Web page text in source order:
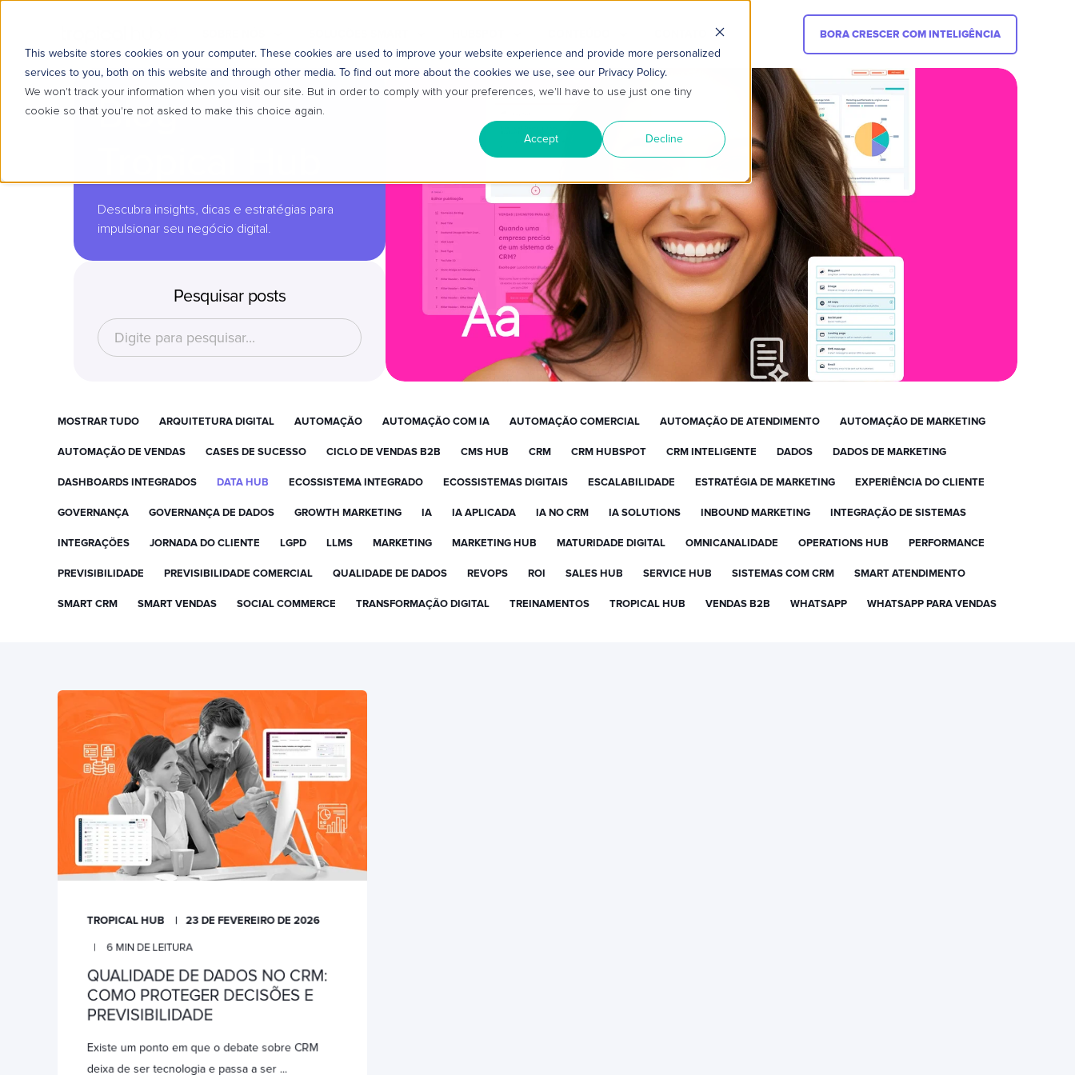
This website stores cookies on your computer. These cookies are used to improve your website experience and provide more personalized
services to you, both on this website and through other media. To find out more about the cookies we use, see our Privacy Policy.
We won't track your information when you visit our site. But in order to comply with your preferences, we'll have to use just one tiny
cookie so that you're not asked to make this choice again.
Accept Decline
BORA CRESCER COM INTELIGÊNCIA
Blog
Descubra insights, dicas e estratégias para
impulsionar seu negócio digital.
Pesquisar posts
MOSTRAR TUDO ARQUITETURA DIGITAL AUTOMAÇÃO AUTOMAÇÃO COM IA AUTOMAÇÃO COMERCIAL AUTOMAÇÃO DE ATENDIMENTO AUTOMAÇÃO DE MARKETING
AUTOMAÇÃO DE VENDAS CASES DE SUCESSO CICLO DE VENDAS B2B CMS HUB CRM CRM HUBSPOT CRM INTELIGENTE DADOS DADOS DE MARKETING
DASHBOARDS INTEGRADOS DATA HUB ECOSSISTEMA INTEGRADO ECOSSISTEMAS DIGITAIS ESCALABILIDADE ESTRATÉGIA DE MARKETING EXPERIÊNCIA DO CLIENTE
GOVERNANÇA GOVERNANÇA DE DADOS GROWTH MARKETING IA IA APLICADA IA NO CRM IA SOLUTIONS INBOUND MARKETING INTEGRAÇÃO DE SISTEMAS
INTEGRAÇÕES JORNADA DO CLIENTE LGPD LLMS MARKETING MARKETING HUB MATURIDADE DIGITAL OMNICANALIDADE OPERATIONS HUB PERFORMANCE
PREVISIBILIDADE PREVISIBILIDADE COMERCIAL QUALIDADE DE DADOS REVOPS ROI SALES HUB SERVICE HUB SISTEMAS COM CRM SMART ATENDIMENTO
SMART CRM SMART VENDAS SOCIAL COMMERCE TRANSFORMAÇÃO DIGITAL TREINAMENTOS TROPICAL HUB VENDAS B2B WHATSAPP WHATSAPP PARA VENDAS
TROPICAL HUB 23 DE FEVEREIRO DE 2026
6 MIN DE LEITURA
QUALIDADE DE DADOS NO CRM:
COMO PROTEGER DECISÕES E
PREVISIBILIDADE
Existe um ponto em que o debate sobre CRM
deixa de ser tecnologia e passa a ser ...